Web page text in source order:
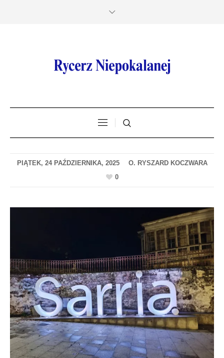
PIĄTEK, 24 PAŹDZIERNIKA, 2025
0